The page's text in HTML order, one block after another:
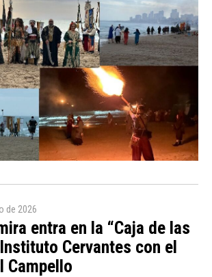
de 2026
entra en la “Caja de las
Cervantes con el
Campello